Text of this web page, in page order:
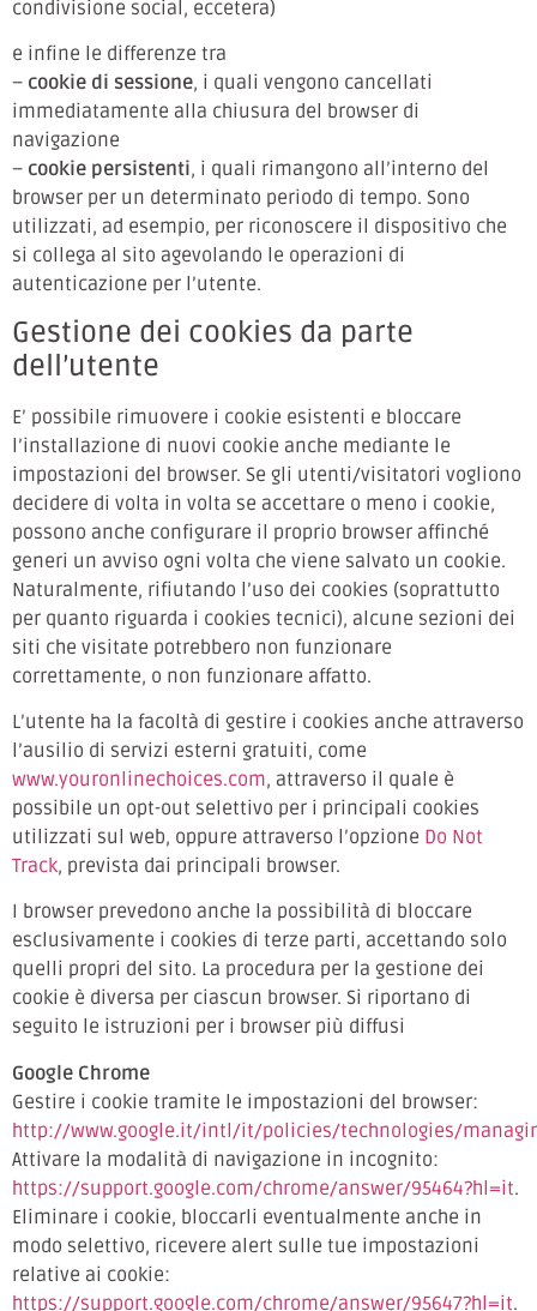
condivisione social, eccetera)
e infine le differenze tra
– cookie di sessione, i quali vengono cancellati
immediatamente alla chiusura del browser di
navigazione
– cookie persistenti, i quali rimangono all’interno del
browser per un determinato periodo di tempo. Sono
utilizzati, ad esempio, per riconoscere il dispositivo che
si collega al sito agevolando le operazioni di
autenticazione per l’utente.
Gestione dei cookies da parte
dell’utente
E’ possibile rimuovere i cookie esistenti e bloccare
l’installazione di nuovi cookie anche mediante le
impostazioni del browser. Se gli utenti/visitatori vogliono
decidere di volta in volta se accettare o meno i cookie,
possono anche configurare il proprio browser affinché
generi un avviso ogni volta che viene salvato un cookie.
Naturalmente, rifiutando l’uso dei cookies (soprattutto
per quanto riguarda i cookies tecnici), alcune sezioni dei
siti che visitate potrebbero non funzionare
correttamente, o non funzionare affatto.
L’utente ha la facoltà di gestire i cookies anche attraverso
l’ausilio di servizi esterni gratuiti, come
www.youronlinechoices.com, attraverso il quale è
possibile un opt-out selettivo per i principali cookies
utilizzati sul web, oppure attraverso l’opzione Do Not
Track, prevista dai principali browser.
I browser prevedono anche la possibilità di bloccare
esclusivamente i cookies di terze parti, accettando solo
quelli propri del sito. La procedura per la gestione dei
cookie è diversa per ciascun browser. Si riportano di
seguito le istruzioni per i browser più diffusi
Google Chrome
Gestire i cookie tramite le impostazioni del browser:
http://www.google.it/intl/it/policies/technologies/
Attivare la modalità di navigazione in incognito:
https://support.google.com/chrome/answer/95464?hl=it.
Eliminare i cookie, bloccarli eventualmente anche in
modo selettivo, ricevere alert sulle tue impostazioni
relative ai cookie:
https://support.google.com/chrome/answer/95647?hl=it.